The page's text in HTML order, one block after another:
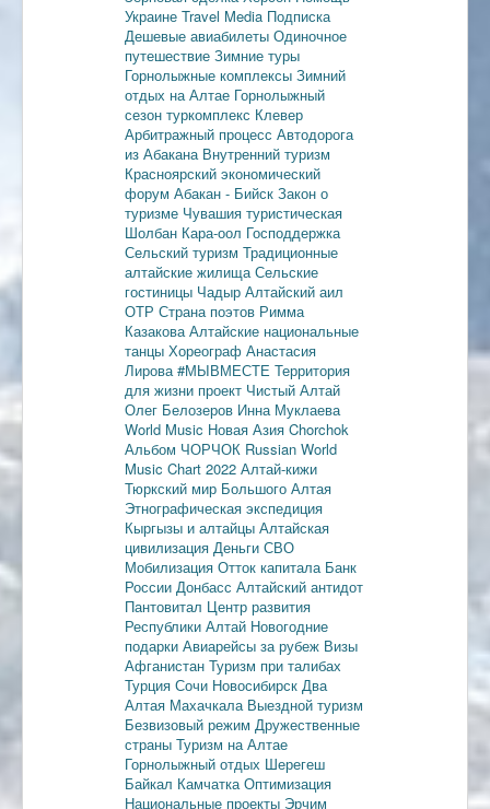
Украине Travel Media Подписка
Дешевые авиабилеты Одиночное
путешествие Зимние туры
Горнолыжные комплексы Зимний
отдых на Алтае Горнолыжный
сезон туркомплекс Клевер
Арбитражный процесс Автодорога
из Абакана Внутренний туризм
Красноярский экономический
форум Абакан - Бийск Закон о
туризме Чувашия туристическая
Шолбан Кара-оол Господдержка
Сельский туризм Традиционные
алтайские жилища Сельские
гостиницы Чадыр Алтайский аил
ОТР Страна поэтов Римма
Казакова Алтайские национальные
танцы Хореограф Анастасия
Лирова #МЫВМЕСТЕ Территория
для жизни проект Чистый Алтай
Олег Белозеров Инна Муклаева
World Music Новая Азия Chorchok
Альбом ЧОРЧОК Russian World
Music Chart 2022 Алтай-кижи
Тюркский мир Большого Алтая
Этнографическая экспедиция
Кыргызы и алтайцы Алтайская
цивилизация Деньги СВО
Мобилизация Отток капитала Банк
России Донбасс Алтайский антидот
Пантовитал Центр развития
Республики Алтай Новогодние
подарки Авиарейсы за рубеж Визы
Афганистан Туризм при талибах
Турция Сочи Новосибирск Два
Алтая Махачкала Выездной туризм
Безвизовый режим Дружественные
страны Туризм на Алтае
Горнолыжный отдых Шерегеш
Байкал Камчатка Оптимизация
Национальные проекты Эрчим